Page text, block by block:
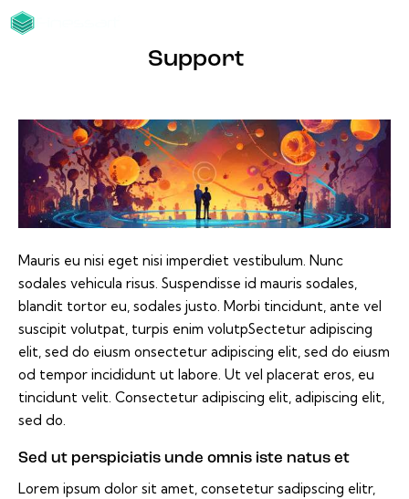
Support
Mauris eu nisi eget nisi imperdiet vestibulum. Nunc
sodales vehicula risus. Suspendisse id mauris sodales,
blandit tortor eu, sodales justo. Morbi tincidunt, ante vel
suscipit volutpat, turpis enim volutpSectetur adipiscing
elit, sed do eiusm onsectetur adipiscing elit, sed do eiusm
od tempor incididunt ut labore. Ut vel placerat eros, eu
tincidunt velit. Consectetur adipiscing elit, adipiscing elit,
sed do.
Sed ut perspiciatis unde omnis iste natus et
Lorem ipsum dolor sit amet, consetetur sadipscing elitr,